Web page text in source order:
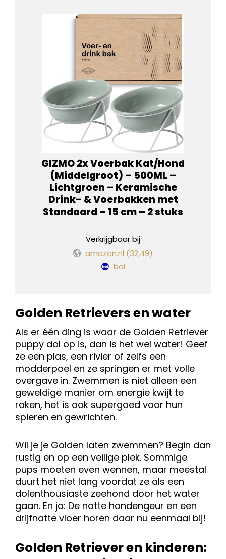
GIZMO 2x Voerbak Kat/Hond
(Middelgroot) – 500ML –
Lichtgroen – Keramische
Drink- & Voerbakken met
Standaard – 15 cm – 2 stuks
Verkrijgbaar bij
amazon.nl (32,49)
bol
Golden Retrievers en water
Als er één ding is waar de Golden Retriever
puppy dol op is, dan is het wel water! Geef
ze een plas, een rivier of zelfs een
modderpoel en ze springen er met volle
overgave in. Zwemmen is niet alleen een
geweldige manier om energie kwijt te
raken, het is ook supergoed voor hun
spieren en gewrichten.
Wil je je Golden laten zwemmen? Begin dan
rustig en op een veilige plek. Sommige
pups moeten even wennen, maar meestal
duurt het niet lang voordat ze als een
dolenthousiaste zeehond door het water
gaan. En ja: De natte hondengeur en een
drijfnatte vloer horen daar nu eenmaal bij!
Golden Retriever en kinderen: